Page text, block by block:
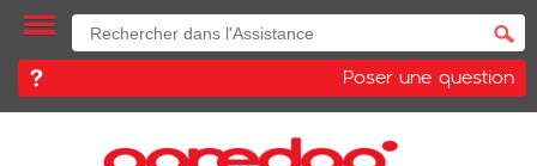
Poser une question